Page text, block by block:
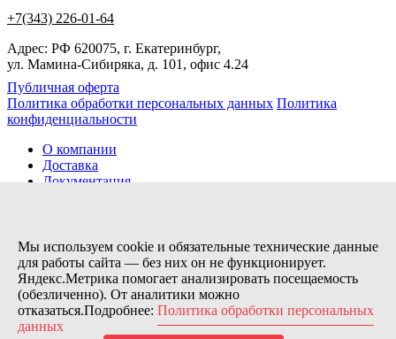
+7(343) 226-01-64
Адрес: РФ 620075, г. Екатеринбург,
ул. Мамина-Сибиряка, д. 101, офис 4.24
Публичная оферта
Политика обработки персональных данных Политика
конфиденциальности
О компании
Доставка
Документация
Контакты
Заказов сегодня / Всего
10
11154
Мы используем cookie и обязательные технические данные
для работы сайта — без них он не функционирует.
Яндекс.Метрика помогает анализировать посещаемость
(обезличенно). От аналитики можно
отказаться.Подробнее: Политика обработки персональных
данных